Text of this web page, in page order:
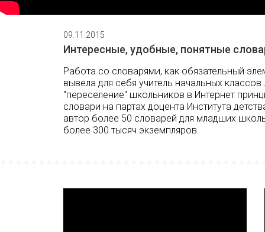
09.11.2015
Интересные, удобные, понятные
Работа со словарями, как обязательный
вывела для себя учитель начальных
"переселение" школьников в Интернет
словари на партах доцента Института
автор более 50 словарей для младших
более 300 тысяч экземпляров.